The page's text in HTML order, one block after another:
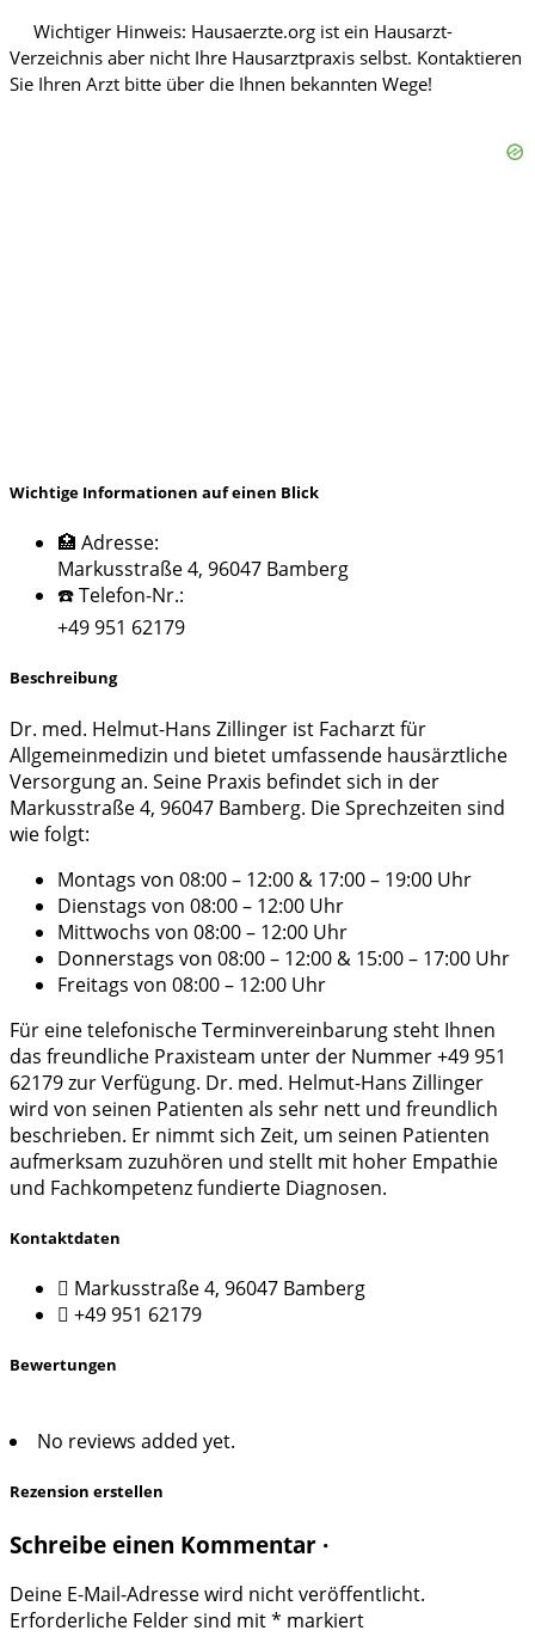
Wichtige Informationen auf einen Blick
🏥 Adresse:
Markusstraße 4, 96047 Bamberg
☎️ Telefon-Nr.:
+49 951 62179
Beschreibung
Dr. med. Helmut-Hans Zillinger ist Facharzt für
Allgemeinmedizin und bietet umfassende hausärztliche
Versorgung an. Seine Praxis befindet sich in der
Markusstraße 4, 96047 Bamberg. Die Sprechzeiten sind
wie folgt:
Montags von 08:00 – 12:00 & 17:00 – 19:00 Uhr
Dienstags von 08:00 – 12:00 Uhr
Mittwochs von 08:00 – 12:00 Uhr
Donnerstags von 08:00 – 12:00 & 15:00 – 17:00 Uhr
Freitags von 08:00 – 12:00 Uhr
Für eine telefonische Terminvereinbarung steht Ihnen
das freundliche Praxisteam unter der Nummer +49 951
62179 zur Verfügung. Dr. med. Helmut-Hans Zillinger
wird von seinen Patienten als sehr nett und freundlich
beschrieben. Er nimmt sich Zeit, um seinen Patienten
aufmerksam zuzuhören und stellt mit hoher Empathie
und Fachkompetenz fundierte Diagnosen.
Kontaktdaten
Markusstraße 4, 96047 Bamberg
+49 951 62179
Bewertungen
No reviews added yet.
Rezension erstellen
Schreibe einen Kommentar ·
Deine E-Mail-Adresse wird nicht veröffentlicht.
Erforderliche Felder sind mit* markiert